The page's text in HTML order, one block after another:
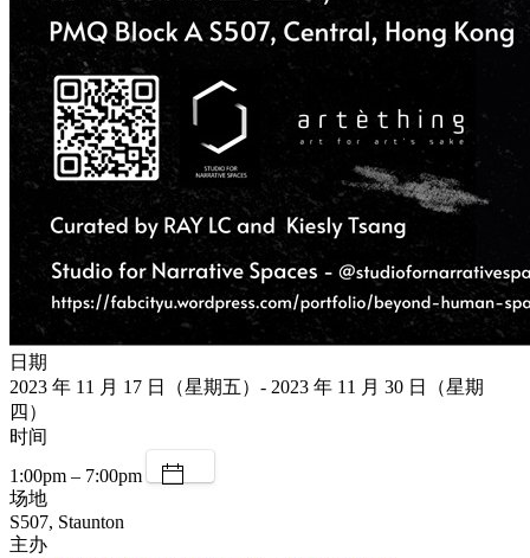
日期
2023 年 11 月 17 日（星期五）- 2023 年 11 月 30 日（星期
四）
时间
1:00pm – 7:00pm
场地
S507, Staunton
主办